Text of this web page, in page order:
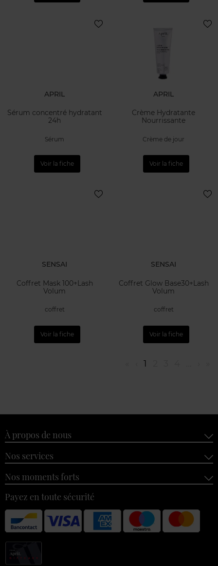
APRIL
Sérum concentré hydratant
24h
Sérum
Voir la fiche
APRIL
Crème Hydratante
Nourrissante
Crème de jour
Voir la fiche
SENSAI
Coffret Mask 100+Lash
Volum
coffret
Voir la fiche
SENSAI
Coffret Glow Base30+Lash
Volum
coffret
Voir la fiche
1
À propos de nous
Nos services
Nos moments forts
Payez en toute sécurité